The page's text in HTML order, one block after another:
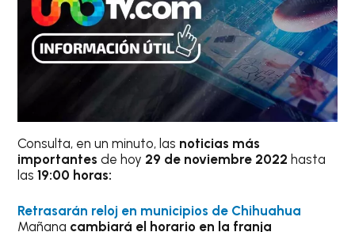
Consulta, en un minuto, las noticias más
importantes de hoy 29 de noviembre 2022 hasta
las19:00 horas:
Retrasarán reloj en municipios de Chihuahua
Mañana cambiará el horario en la franja